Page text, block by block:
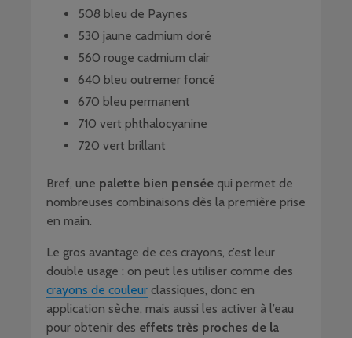
508 bleu de Paynes
530 jaune cadmium doré
560 rouge cadmium clair
640 bleu outremer foncé
670 bleu permanent
710 vert phthalocyanine
720 vert brillant
Bref, une palette bien pensée qui permet de
nombreuses combinaisons dès la première prise
en main.
Le gros avantage de ces crayons, c’est leur
double usage : on peut les utiliser comme des
crayons de couleur classiques, donc en
application sèche, mais aussi les activer à l’eau
pour obtenir des effets très proches de la